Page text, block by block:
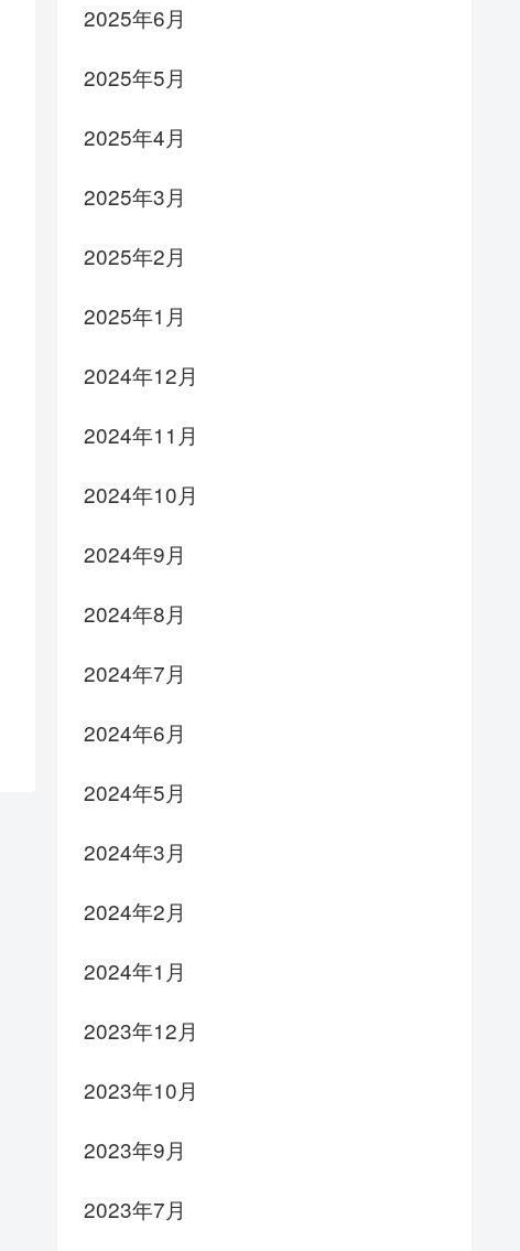
2025年6月
2025年5月
2025年4月
2025年3月
2025年2月
2025年1月
2024年12月
2024年11月
2024年10月
2024年9月
2024年8月
2024年7月
2024年6月
2024年5月
2024年3月
2024年2月
2024年1月
2023年12月
2023年10月
2023年9月
2023年7月